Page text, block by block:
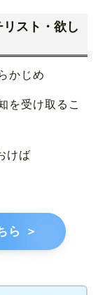
スト・欲し
かじめ
を受け取るこ
けば
ら ＞